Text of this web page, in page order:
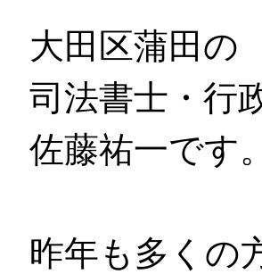
大田区蒲田の
司法書士・行
佐藤祐一です。
昨年も多くの